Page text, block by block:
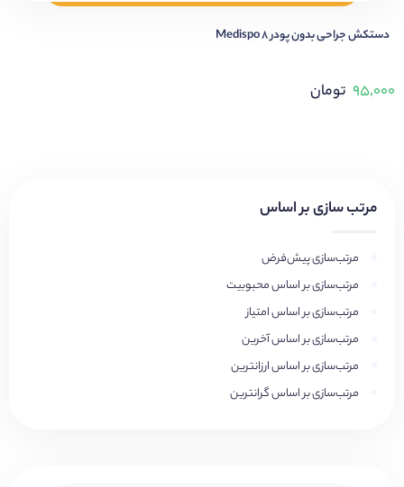
مرتب سازی بر اساس
مرتب‌سازی پیش‌فرض
مرتب‌سازی بر اساس محبوبیت
مرتب‌سازی بر اساس امتیاز
مرتب‌سازی بر اساس آخرین
مرتب‌سازی بر اساس ارزانترین
مرتب‌سازی بر اساس گرانترین
دستکش جراحی بدون پودر 8 Medispo
۹۵,۰۰۰ تومان